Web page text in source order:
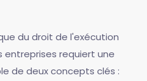
du droit de l'exécution
requiert une
de deux concepts clés :